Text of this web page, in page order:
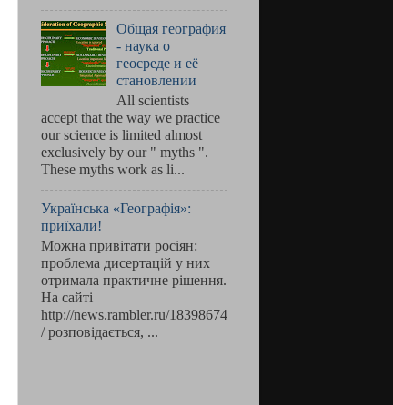
Общая география
- наука о
геосреде и её
становлении
All scientists
accept that the way we practice
our science is limited almost
exclusively by our " myths ".
These myths work as li...
Українська «Географія»:
приїхали!
Можна привітати росіян:
проблема дисертацій у них
отримала практичне рішення.
На сайті
http://news.rambler.ru/18398674
/ розповідається, ...